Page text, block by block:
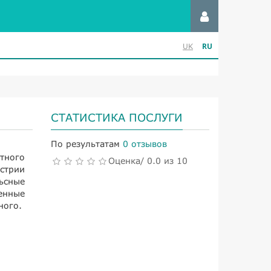
UK RU
СТАТИСТИКА ПОСЛУГИ
По результатам 0 отзывов
Оценка/ 0.0 из 10